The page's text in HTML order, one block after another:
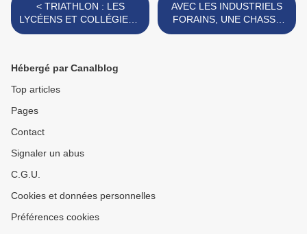
< TRIATHLON : LES
LYCÉENS ET COLLÉGIENS
DU DISTRICT RÉUNIS A
AVEC LES INDUSTRIELS
FORAINS, UNE CHASSE
ÉMINEMMENT
Hébergé par Canalblog
Top articles
Pages
Contact
Signaler un abus
C.G.U.
Cookies et données personnelles
Préférences cookies